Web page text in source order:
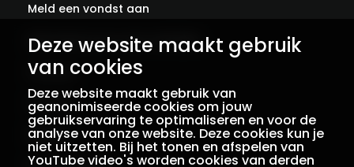
Deze website maakt gebruik
van cookies
Deze website maakt gebruik van
geanonimiseerde cookies om jouw
gebruikservaring te optimaliseren en voor de
analyse van onze website. Deze cookies kun je
niet uitzetten. Bij het tonen en afspelen van
YouTube video's worden cookies van derden
Meld een vondst aan
Abonneer je op onze verhalen
Contact
Colofon
Privacy